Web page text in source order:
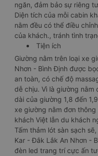
ngăn, đảm bảo sự riêng
Diện tích của mỗi cabin
nằm đều có thể điều
của khách., tránh tình
Tiện ích
Giường nằm trên loại xe
Nhơn - Bình Định được
an toàn, có chế độ
dễ chịu. Vì là giường nằm
dài của giường 1,8 đến
xe giường nằm đơn
khách Việt lẫn du khách
Tấm thảm lót sàn sạch
Kar - Đắk Lắk An Nhơn -
đèn led trang trí cực ấn